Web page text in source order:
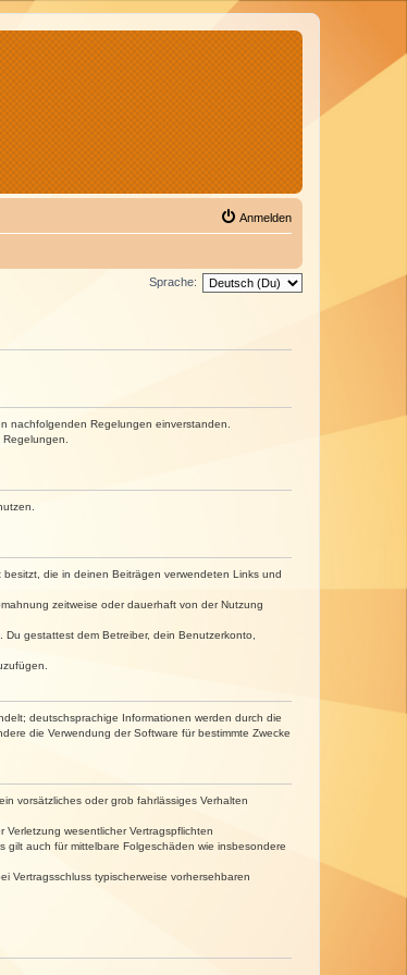
Anmelden
Sprache:
nachfolgenden Regelungen einverstanden.
die in deinen Beiträgen verwendeten Links und
zeitweise oder dauerhaft von der Nutzung
gestattest dem Betreiber, dein Benutzerkonto,
deutschsprachige Informationen werden durch die
die Verwendung der Software für bestimmte Zwecke
vorsätzliches oder grob fahrlässiges Verhalten
wesentlicher Vertragspflichten
gilt auch für mittelbare Folgeschäden wie insbesondere
Vertragsschluss typischerweise vorhersehbaren